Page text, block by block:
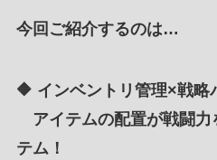
今回ご紹介するのは…
🔶 インベントリ管理×戦略
アイテムの配置が戦闘力
テム！